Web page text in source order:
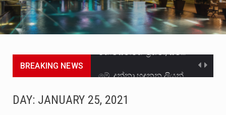
BREAKING NEWS
DAY: JANUARY 25, 2021